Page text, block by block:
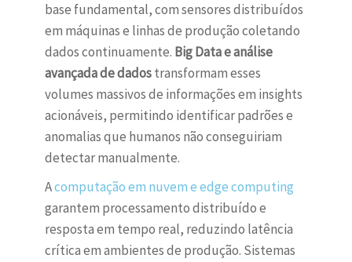
base fundamental, com sensores distribuídos
em máquinas e linhas de produção coletando
dados continuamente. Big Data e análise
avançada de dadostransformam esses
volumes massivos de informações em insights
acionáveis, permitindo identificar padrões e
anomalias que humanos não conseguiriam
detectar manualmente.
Acomputação em nuvem e edge computing
garantem processamento distribuído e
resposta em tempo real, reduzindo latência
crítica em ambientes de produção. Sistemas